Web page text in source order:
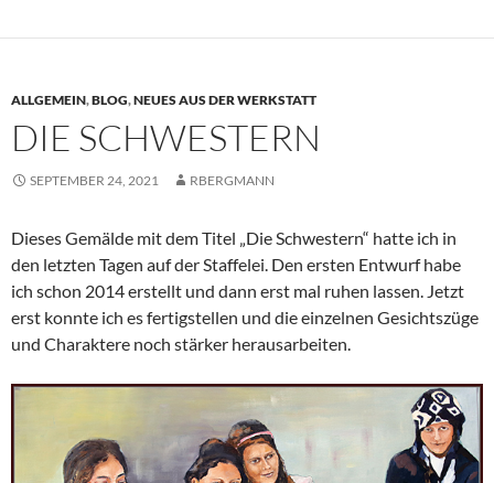
ALLGEMEIN,BLOG,NEUES AUS DER WERKSTATT
DIE SCHWESTERN
SEPTEMBER 24, 2021 RBERGMANN
Dieses Gemälde mit dem Titel „Die Schwestern“ hatte ich in
den letzten Tagen auf der Staffelei. Den ersten Entwurf habe
ich schon 2014 erstellt und dann erst mal ruhen lassen. Jetzt
erst konnte ich es fertigstellen und die einzelnen Gesichtszüge
und Charaktere noch stärker herausarbeiten.